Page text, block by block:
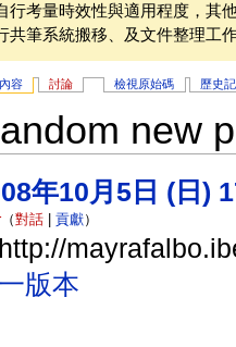
行考量時效性與適用程度，其
共筆系統搬移、及文件整理工
容 討論 檢視原始碼 歷史
new
年10月5日 (日)
（對話| 貢獻）
http://
版本